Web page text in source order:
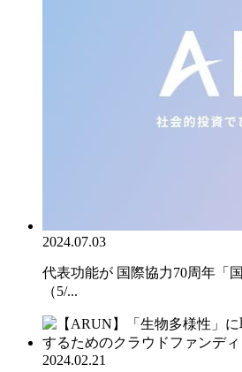
2024.07.03
代表功能が 国際協力70周年「
（5/...
2024.02.21